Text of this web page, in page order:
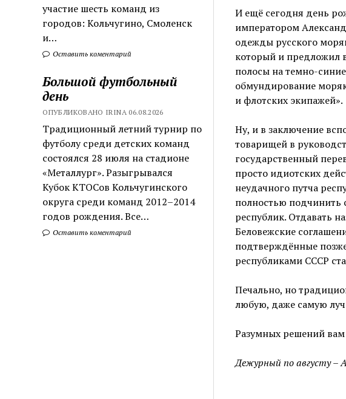
участие шесть команд из
городов: Кольчугино, Смоленск
и…
Оставить коментарий
Большой футбольный
день
ОПУБЛИКОВАНО IRINA 06.08.2026
Традиционный летний турнир по
футболу среди детских команд
состоялся 28 июля на стадионе
«Металлург». Разыгрывался
Кубок КТОСов Кольчугинского
округа среди команд 2012–2014
годов рождения. Все…
Оставить коментарий
И ещё сегодня день
императором
одежды русского
который и предложил
полосы на темно-
обмундирование
и флотских экипажей».
Ну, и в заключение
товарищей в
государственный
просто идиотских
неудачного путча
полностью подчинить
республик. Отдавать
Беловежские
подтверждённые
республиками СССР
Печально, но
любую, даже самую
Разумных решений вам
Дежурный по августу –